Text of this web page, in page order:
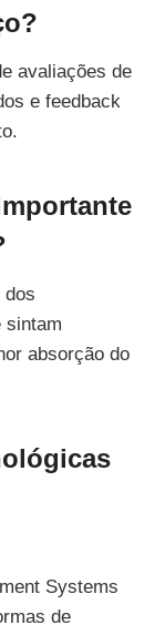
avaliações de
e feedback
dos
sintam
absorção do
Systems
de